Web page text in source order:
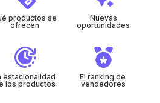
productos se
ofrecen
Nuevas
oportunidades
estacionalidad
los productos
El ranking de
vendedores